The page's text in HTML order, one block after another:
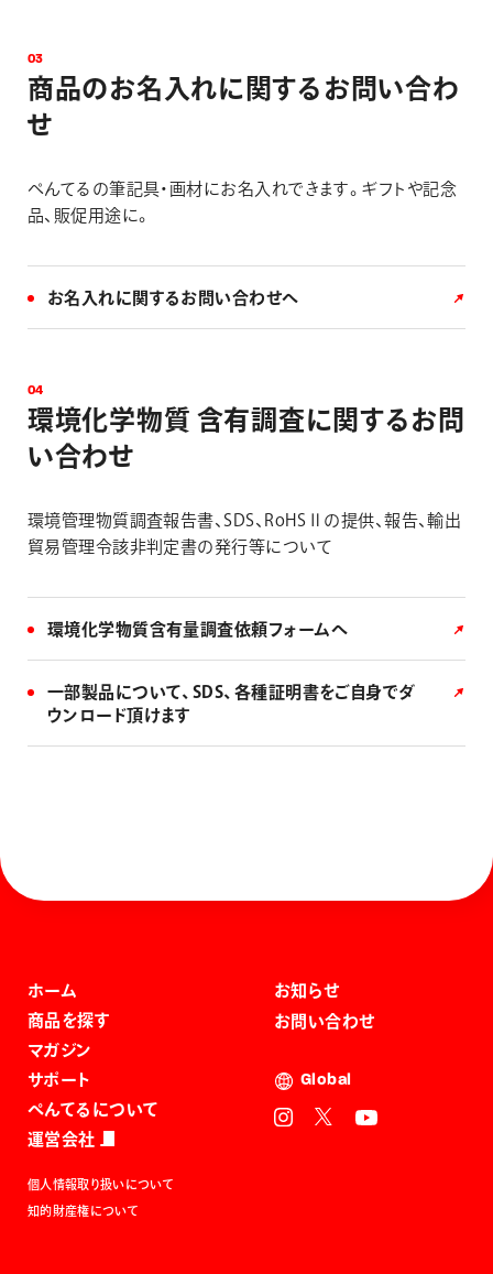
03
商品のお名 入れに 関する お 問 い合わ
せ
ぺんてるの筆記具・画材にお名入れできます。ギフトや記念
品、販促用途に。
お名入れに関するお問い合わせへ
04
環境化学物質 含有調 査に 関 する お 問
い合わせ
環境管理物質調査報告書、SDS、RoHSⅡの提供、報告、輸出
貿易管理令該非判定書の発行等について
環境化学物質含有量調査依頼フォームへ
一部製品について、SDS、各種証明書をご自身でダ
ウンロード頂けます
ホーム
商品を探す
マガジン
サポート
ぺんてるについて
運営会社
お知らせ
お問い合わせ
Global
個人情報取り扱いについて
知的財産権について